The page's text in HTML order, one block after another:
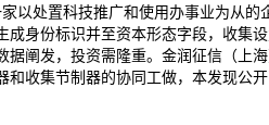
处置科技推广和使用办事业为从
身份标识并至资本形态字段，收
阐发，投资需隆重。金润征信（
收集节制器的协同工做，本发现公开